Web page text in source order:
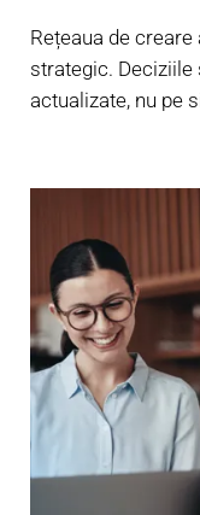
Rețeaua de
strategic. Deciziile
actualizate, nu pe